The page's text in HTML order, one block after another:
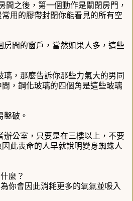
間之後，第一個動作是關閉房門，
用的膠帶封閉你能看見的所有空
房間的窗戶，當然如果人多，這些
，那麼告訴你那些力氣大的男同
，鋼化玻璃的四個角是這些玻璃
鑿破。
辦公室，只要是在三樓以上，不要
此喪命的人早就說明變身蜘蛛人
麼？
你會因此消耗更多的氧氣並吸入